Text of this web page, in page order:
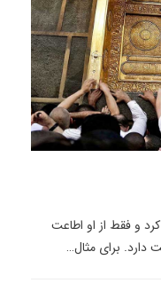
و فقط از او اطاعت
دارد. برای مثال…